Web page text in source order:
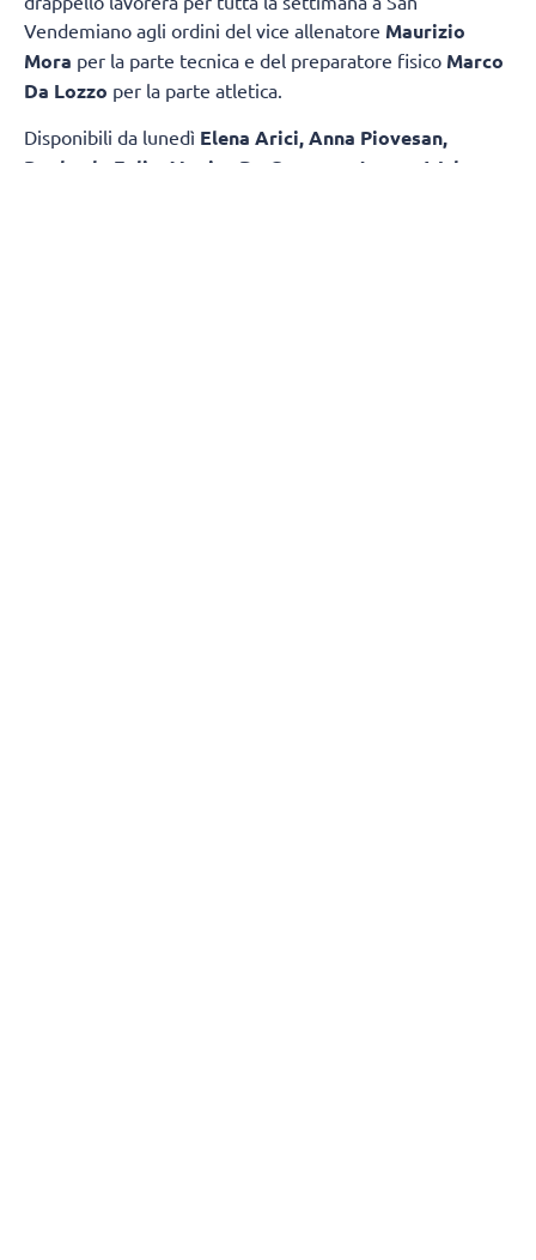
Vendemiano agli ordini del vice allenatore Maurizio
Mora per la parte tecnica e del preparatore fisico Marco
Da Lozzo per la parte atletica.
Disponibili da lunedì Elena Arici, Anna Piovesan,
Raphaela Folie, Monica De Gennaro, Joanna Wolosz